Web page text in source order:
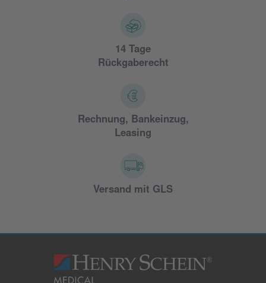
14 Tage
Rückgaberecht
Rechnung, Bankeinzug,
Leasing
Versand mit GLS